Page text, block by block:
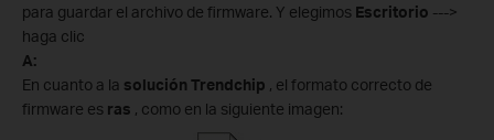
para guardar el archivo de firmware. Y elegimos Escritorio --->
haga clic
A:
En cuanto a la solución Trendchip , el formato correcto de
firmware es ras , como en la siguiente imagen: